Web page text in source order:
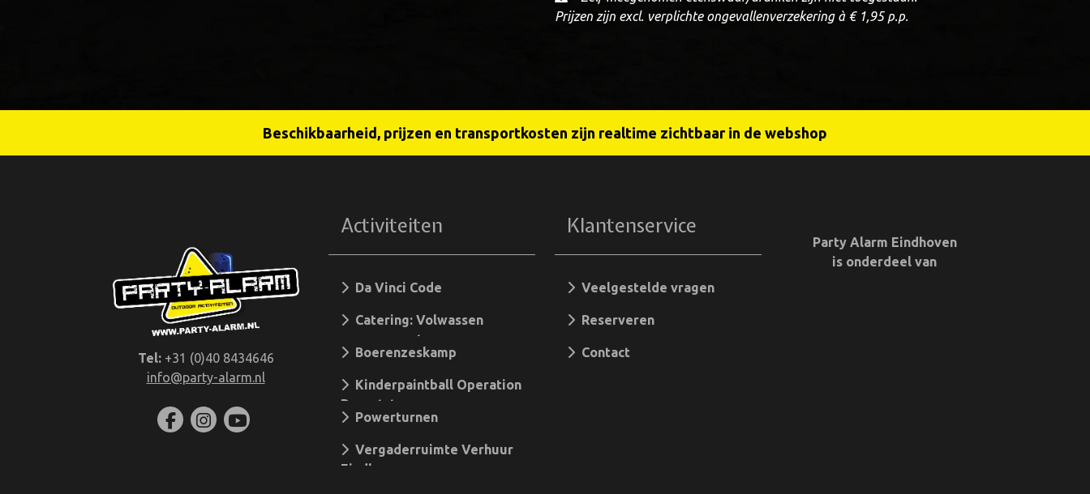
Prijzen zijn excl. verplichte ongevallenverzekering à € 1,95 p.p.
Beschikbaarheid, prijzen en transportkosten zijn realtime zichtbaar in de webshop
Tel:+31 (0)40 8434646
info@party-alarm.nl
Activiteiten
Da Vinci Code
Catering: Volwassen
arrangementen
Boerenzeskamp
Kinderpaintball Operation
Desertstorm
Powerturnen
Vergaderruimte Verhuur
Eindhoven
Klantenservice
Veelgestelde vragen
Reserveren
Contact
Party Alarm Eindhoven
is onderdeel van